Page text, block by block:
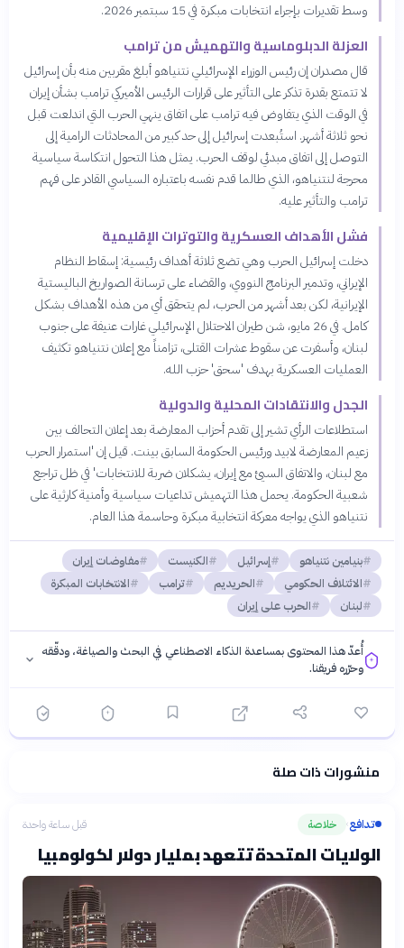
وسط تقديرات بإجراء انتخابات مبكرة في 15 سبتمبر 2026.
العزلة الدبلوماسية والتهميش من ترامب
قال مصدران إن رئيس الوزراء الإسرائيلي نتنياهو أبلغ مقربين منه بأن إسرائيل
لا تتمتع بقدرة تذكر على التأثير على قرارات الرئيس الأميركي ترامب بشأن إيران
في الوقت الذي يتفاوض فيه ترامب على اتفاق ينهي الحرب التي اندلعت قبل
نحو ثلاثة أشهر. استُبعدت إسرائيل إلى حد كبير من المحادثات الرامية إلى
التوصل إلى اتفاق مبدئي لوقف الحرب. يمثل هذا التحول انتكاسة سياسية
محرجة لنتنياهو، الذي طالما قدم نفسه باعتباره السياسي القادر على فهم
ترامب والتأثير عليه.
فشل الأهداف العسكرية والتوترات الإقليمية
دخلت إسرائيل الحرب وهي تضع ثلاثة أهداف رئيسية: إسقاط النظام
الإيراني، وتدمير البرنامج النووي، والقضاء على ترسانة الصواريخ الباليستية
الإيرانية، لكن بعد أشهر من الحرب، لم يتحقق أي من هذه الأهداف بشكل
كامل. في 26 مايو، شن طيران الاحتلال الإسرائيلي غارات عنيفة على جنوب
لبنان، وأسفرت عن سقوط عشرات القتلى، تزامناً مع إعلان نتنياهو تكثيف
العمليات العسكرية بهدف 'سحق' حزب الله.
الجدل والانتقادات المحلية والدولية
استطلاعات الرأي تشير إلى تقدم أحزاب المعارضة بعد إعلان التحالف بين
زعيم المعارضة لابيد ورئيس الحكومة السابق بينت. قيل إن 'استمرار الحرب
مع لبنان، والاتفاق السيئ مع إيران، يشكلان ضربة للانتخابات' في ظل تراجع
شعبية الحكومة. يحمل هذا التهميش تداعيات سياسية وأمنية كارثية على
نتنياهو الذي يواجه معركة انتخابية مبكرة وحاسمة هذا العام.
بنيامين نتنياهو إسرائيل الكنيست
مفاوضات إيران
الائتلاف الحكومي
الحريديم ترامب
الانتخابات المبكرة
لبنان
الحرب على إيران
أُعدّ هذا المحتوى بمساعدة الذكاء الاصطناعي في البحث والصياغة، ودقّقه
وحرّره فريقنا.
فلسفتنا المعرفية· سياسة الذكاء الاصطناعيمنشورات ذات صلة
تدافع› خلاصة قبل ساعة واحدة
الولايات المتحدة تتعهد بمليار دولار لكولومبيا